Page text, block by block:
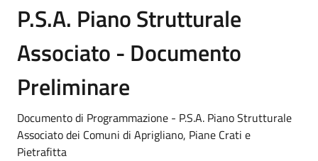
P.S.A. Piano Strutturale
Associato - Documento
Preliminare
Documento di Programmazione - P.S.A. Piano Strutturale
Associato dei Comuni di Aprigliano, Piane Crati e
Pietrafitta